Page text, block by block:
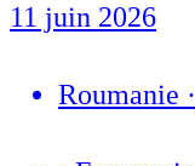
11 juin 2026
Roumanie ·